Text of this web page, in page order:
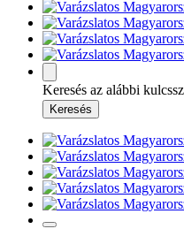
Keresés az alábbi